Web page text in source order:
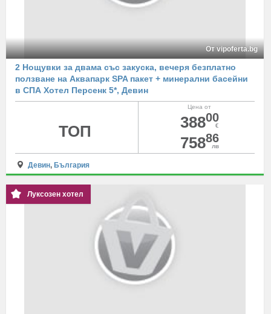
От vipoferta.bg
2 Нощувки за двама със закуска, вечеря безплатно
ползване на Аквапарк SPA пакет + минерални басейни
в СПА Хотел Персенк 5*, Девин
Цена от
38800
€
75886
лв
ТОП
Девин, България
Луксозен хотел